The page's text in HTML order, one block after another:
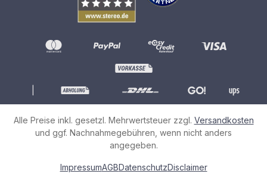
Alle Preise inkl. gesetzl. Mehrwertsteuer zzgl. Versandkosten
und ggf. Nachnahmegebühren, wenn nicht anders
angegeben.
ImpressumAGBDatenschutzDisclaimer